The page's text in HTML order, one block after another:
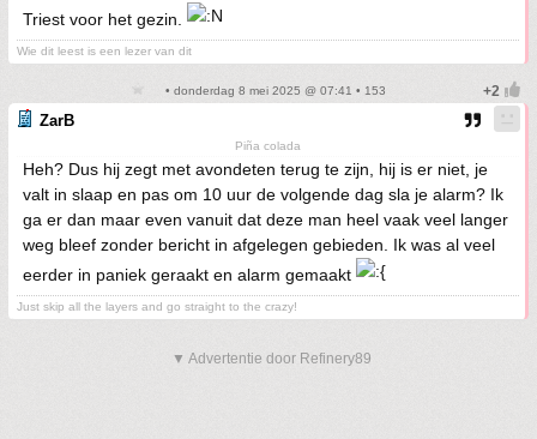
Triest voor het gezin.
Wie dit leest is een lezer van dit
• donderdag 8 mei 2025 @ 07:41 • 153
ZarB
Piña colada
Heh? Dus hij zegt met avondeten terug te zijn, hij is er niet, je
valt in slaap en pas om 10 uur de volgende dag sla je alarm? Ik
ga er dan maar even vanuit dat deze man heel vaak veel langer
weg bleef zonder bericht in afgelegen gebieden. Ik was al veel
eerder in paniek geraakt en alarm gemaakt
Just skip all the layers and go straight to the crazy!
▼ Advertentie door Refinery89